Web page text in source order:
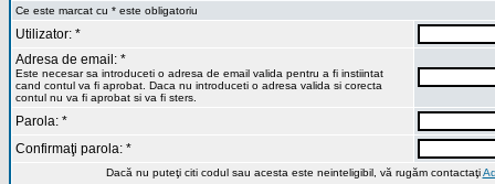
Ce este marcat cu * este obligatoriu
Utilizator: *
Adresa de email: *
Este necesar sa introduceti o adresa de email valida pentru a fi instiintat
cand contul va fi aprobat. Daca nu introduceti o adresa valida si corecta
contul nu va fi aprobat si va fi sters.
Parola: *
Confirmaţi parola: *
Dacă nu puteţi citi codul sau acesta este neinteligibil, vă rugăm contactaţi